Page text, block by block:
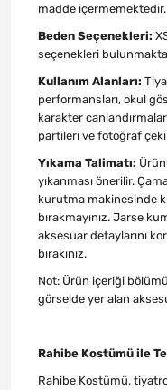
madde içermemektedir.
Beden Seçenekleri:
seçenekleri
Kullanım Alanları:
performansları, okul
karakter
partileri ve fotoğraf
Yıkama Talimatı:
yıkanması önerilir.
kurutma makinesinde
bırakmayınız. Jarse
aksesuar detaylarını
bırakınız.
Not: Ürün içeriği
görselde yer alan
Rahibe Kostümü ile
Rahibe Kostümü,